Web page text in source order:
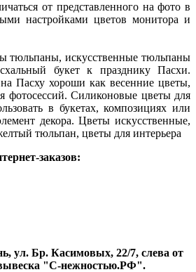
от представленного на фото в
настройками цветов монитора и
тюльпаны, искусственные тюльпаны
букет к празднику Пасхи.
Пасху хороши как весенние цветы,
фотосессий. Силиконовые цветы для
в букетах, композициях или
декора.Цветы искусственные,
тюльпан, цветы для интерьера
заказов:
ул. Бр. Касимовых, 22/7, слева от
"С-нежностью.РФ".